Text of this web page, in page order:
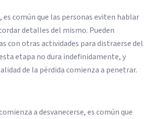
común que las personas eviten hablar
detalles del mismo. Pueden
con otras actividades para distraerse del
etapa no dura indefinidamente, y
de la pérdida comienza a penetrar.
a desvanecerse, es común que